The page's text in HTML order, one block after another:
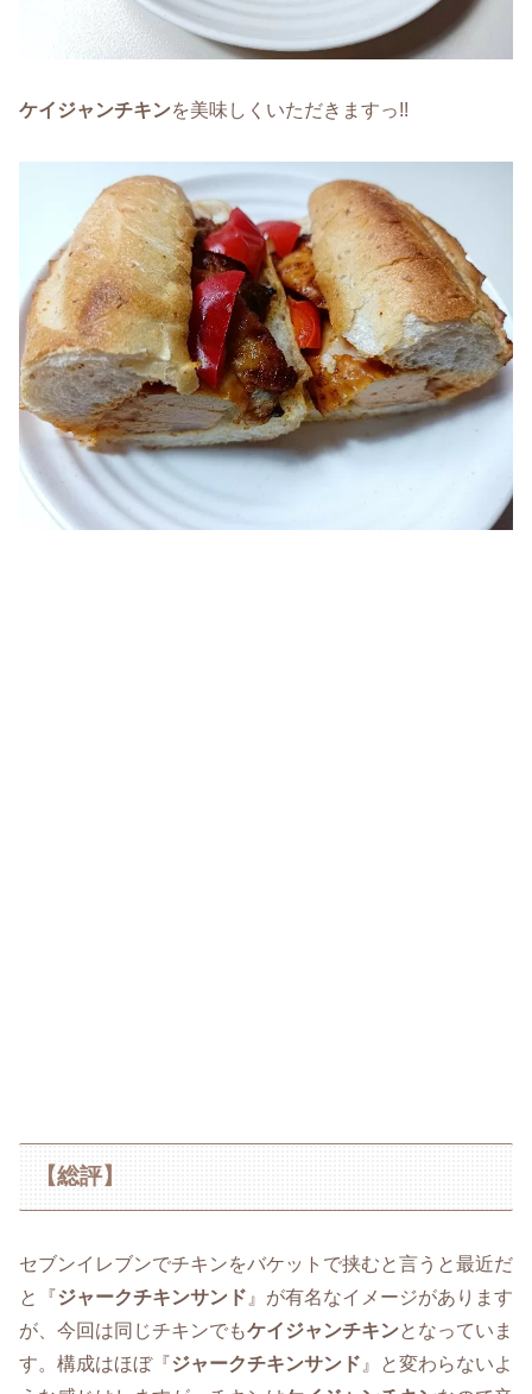
ケイジャンチキンを美味しくいただきますっ!!
【総評】
セブンイレブンでチキンをバケットで挟むと言うと最近だ
と『ジャークチキンサンド 』が有名なイメージがあります
が、今回は同じチキンでもケイジャンチキンとなっていま
す。構成はほぼ『ジャークチキンサンド 』と変わらないよ